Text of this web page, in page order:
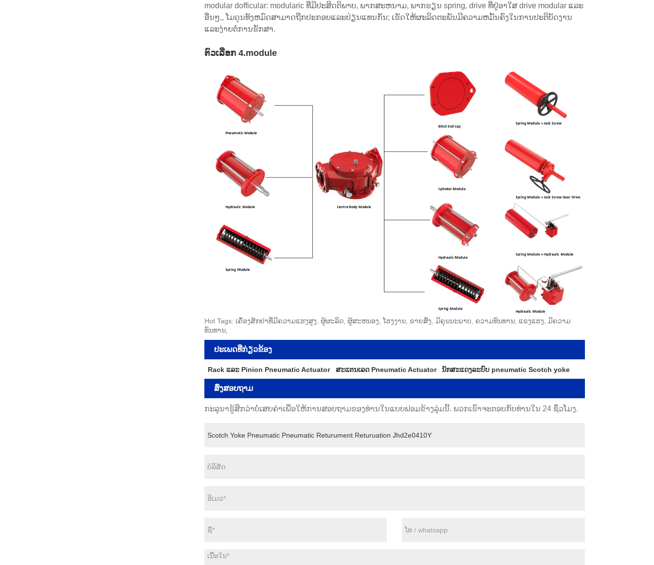
modular dofficular: modularic ທີ່ມີປະສິດຕິພາບ, ພາກສະຫນາມ, ພາກຮຽນ spring, drive ທີ່ຢູ່ອາໃສ drive modular ແລະ
ອື່ນໆ,, ໂມດູນທັງຫມົດສາມາດຖືກປະກອບແລະປ່ຽນແທນກັນ; ເຮັດໃຫ້ຜະລິດຕະພັນມີຄວາມຫມັ້ນຄົງໃນການປະຕິບັດງານ
ແລະງ່າຍຕໍ່ການຮັກສາ.
ຕົວເລືອກ 4.module
Hot Tags: ເຄື່ອງສັກຢາທີ່ມີຄວາມແຮງສູງ, ຜູ້ຜະລິດ, ຜູ້ສະຫນອງ, ໂຮງງານ, ຂາຍສົ່ງ, ມີຄຸນນະພາບ, ຄວາມທົນທານ, ແຂງແຮງ, ມີຄວາມ
ທົນທານ,
ປະເພດທີ່ກ່ຽວຂ້ອງ
Rack ແລະ Pinion Pneumatic Actuator ສະແຕນເລດ Pneumatic Actuator ນັກສະແດງລະບົບ pneumatic Scotch yoke
ສົ່ງສອບຖາມ
ກະລຸນາຮູ້ສຶກວ່າບໍ່ເສຍຄ່າເພື່ອໃຫ້ການສອບຖາມຂອງທ່ານໃນແບບຟອມຂ້າງລຸ່ມນີ້. ພວກເຮົາຈະຕອບກັບທ່ານໃນ 24 ຊົ່ວໂມງ.